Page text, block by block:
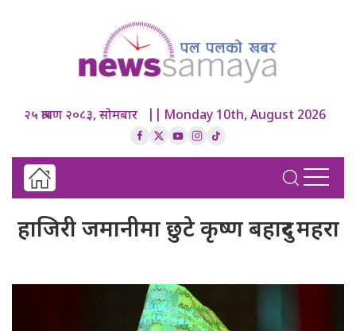
२५ श्रावण २०८३, सोमबार || Monday 10th, August 2026
हाजिरी जमानीमा छुटे कृष्ण बहादुर महरा